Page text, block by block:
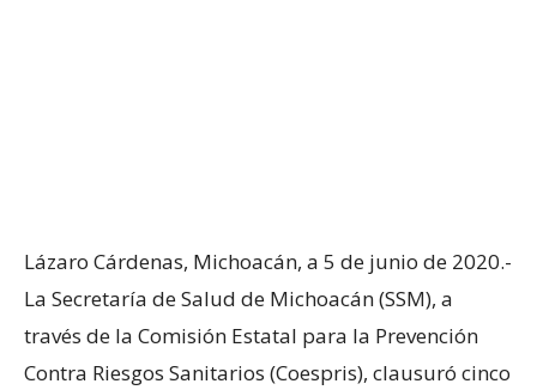
Lázaro Cárdenas, Michoacán, a 5 de junio de 2020.-
La Secretaría de Salud de Michoacán (SSM), a
través de la Comisión Estatal para la Prevención
Contra Riesgos Sanitarios (Coespris), clausuró cinco